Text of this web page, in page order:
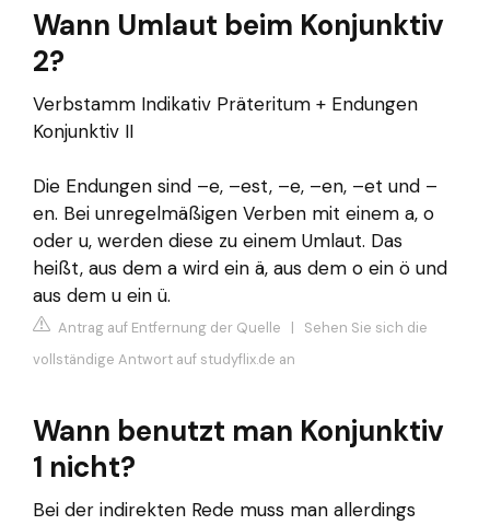
Wann Umlaut beim Konjunktiv
2?
Verbstamm Indikativ Präteritum + Endungen
Konjunktiv II
Die Endungen sind –e, –est, –e, –en, –et und –
en. Bei unregelmäßigen Verben mit einem a, o
oder u, werden diese zu einem Umlaut. Das
heißt, aus dem a wird ein ä, aus dem o ein ö und
aus dem u ein ü.
Antrag auf Entfernung der Quelle | Sehen Sie sich die
vollständige Antwort auf studyflix.de an
Wann benutzt man Konjunktiv
1 nicht?
Bei der indirekten Rede muss man allerdings